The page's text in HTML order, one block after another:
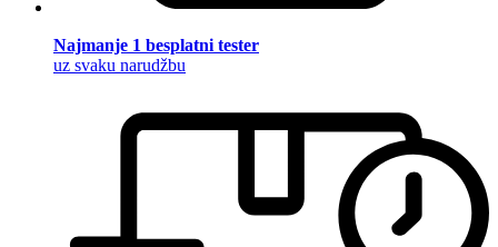
Najmanje 1 besplatni tester
uz svaku narudžbu